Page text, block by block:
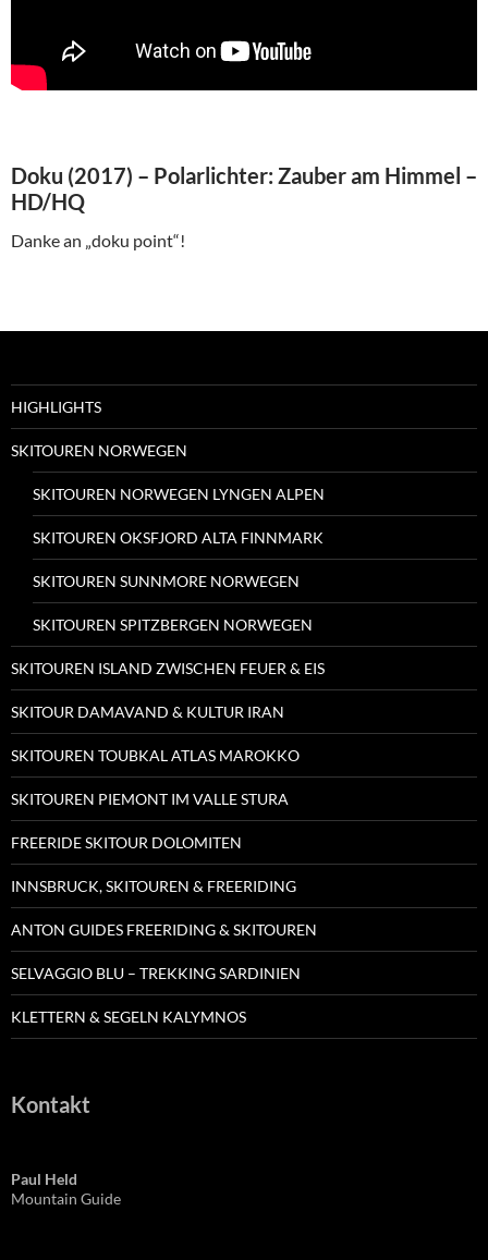
Doku (2017) – Polarlichter: Zauber am Himmel –
HD/HQ
Danke an „doku point“!
HIGHLIGHTS
SKITOUREN NORWEGEN
SKITOUREN NORWEGEN LYNGEN ALPEN
SKITOUREN OKSFJORD ALTA FINNMARK
SKITOUREN SUNNMORE NORWEGEN
SKITOUREN SPITZBERGEN NORWEGEN
SKITOUREN ISLAND ZWISCHEN FEUER & EIS
SKITOUR DAMAVAND & KULTUR IRAN
SKITOUREN TOUBKAL ATLAS MAROKKO
SKITOUREN PIEMONT IM VALLE STURA
FREERIDE SKITOUR DOLOMITEN
INNSBRUCK, SKITOUREN & FREERIDING
ANTON GUIDES FREERIDING & SKITOUREN
SELVAGGIO BLU – TREKKING SARDINIEN
KLETTERN & SEGELN KALYMNOS
Kontakt
Paul Held
Mountain Guide